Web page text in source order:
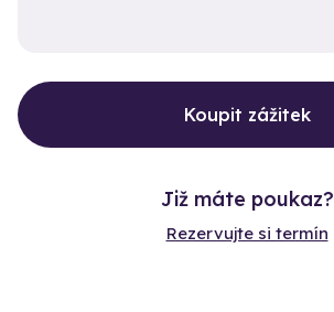
Koupit zážitek
Již máte poukaz?
Rezervujte si termín